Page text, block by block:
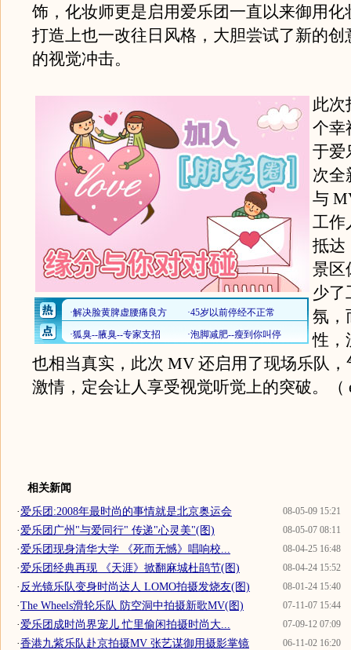
饰，化妆师更是启用爱乐团一直以来御用化
打造上也一改往日风格，大胆尝试了新的创
的视觉冲击。
此次
个幸
于爱
次全
与
工作
抵达
景区
少了
氛，
性，
也相当真实，此次 MV 还启用了现场乐队
激情，定会让人享受视觉听觉上的突破。（
相关新闻
08-05-09 15:21
·爱乐团:2008年最时尚的事情就是北京奥运会
08-05-07 08:11
·爱乐团广州"与爱同行" 传递"心灵美"(图)
08-04-25 16:48
·爱乐团现身清华大学 《死而无憾》唱响校...
08-04-24 15:52
·爱乐团经典再现 《天涯》掀翻麻城杜鹃节(图)
08-01-24 15:40
· 反光镜乐队变身时尚达人 LOMO拍摄发烧友(图)
07-11-07 15:44
·The Wheels滑轮乐队 防空洞中拍摄新歌MV(图)
07-09-12 07:09
·爱乐团成时尚界宠儿 忙里偷闲拍摄时尚大...
06-11-02 16:20
·香港九紫乐队赴京拍摄MV 张艺谋御用摄影掌镜